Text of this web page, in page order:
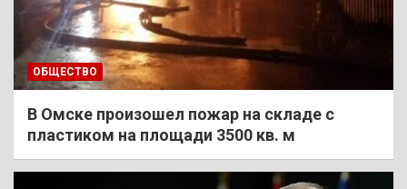
ОБЩЕСТВО
В Омске произошел пожар на складе с
пластиком на площади 3500 кв. м